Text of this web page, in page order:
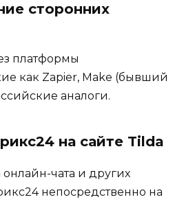
сторонних
платформы
как Zapier, Make (бывший
аналоги.
на сайте Tilda
чата и других
непосредственно на